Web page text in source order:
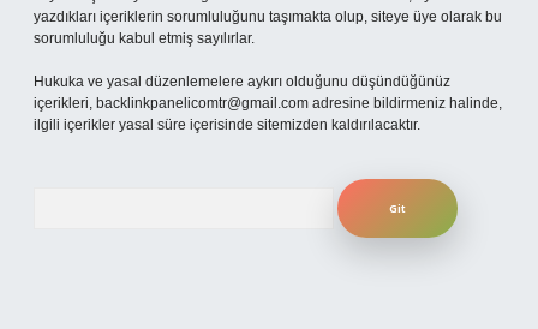
yazdıkları içeriklerin sorumluluğunu taşımakta olup, siteye üye olarak bu
sorumluluğu kabul etmiş sayılırlar.
Hukuka ve yasal düzenlemelere aykırı olduğunu düşündüğünüz
içerikleri, backlinkpanelicomtr@gmail.com adresine bildirmeniz halinde,
ilgili içerikler yasal süre içerisinde sitemizden kaldırılacaktır.